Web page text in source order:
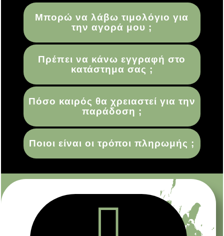
Μπορώ να λάβω τιμολόγιο για
την αγορά μου ;
Πρέπει να κάνω εγγραφή στο
κατάστημα σας ;
Πόσο καιρός θα χρειαστεί για την
παράδοση ;
Ποιοι είναι οι τρόποι πληρωμής ;